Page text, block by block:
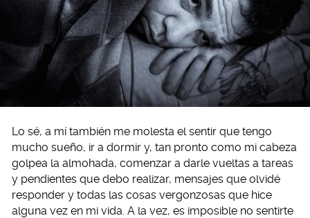
Lo sé, a mí también me molesta el sentir que tengo
mucho sueño, ir a dormir y, tan pronto como mi cabeza
golpea la almohada, comenzar a darle vueltas a tareas
y pendientes que debo realizar, mensajes que olvidé
responder y todas las cosas vergonzosas que hice
alguna vez en mi vida. A la vez, es imposible no sentirte